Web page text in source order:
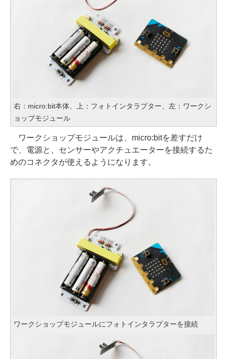
右：micro:bit本体、上：フォトインタラプター、左：ワークシ
ョップモジュール
ワークショップモジュールは、micro:bitを差すだけ
で、電源と、センサーやアクチュエーターを接続するた
めのコネクタが使えるようになります。
ワークショップモジュールにフォトインタラプターを接続